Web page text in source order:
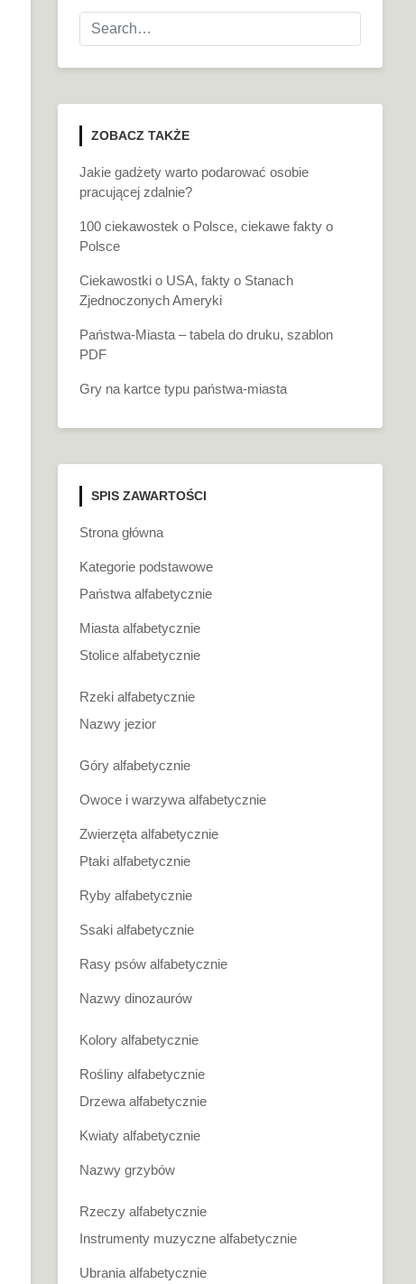
ZOBACZ TAKŻE
Jakie gadżety warto podarować osobie
pracującej zdalnie?
100 ciekawostek o Polsce, ciekawe fakty o
Polsce
Ciekawostki o USA, fakty o Stanach
Zjednoczonych Ameryki
Państwa-Miasta – tabela do druku, szablon
PDF
Gry na kartce typu państwa-miasta
SPIS ZAWARTOŚCI
Strona główna
Kategorie podstawowe
Państwa alfabetycznie
Miasta alfabetycznie
Stolice alfabetycznie
Rzeki alfabetycznie
Nazwy jezior
Góry alfabetycznie
Owoce i warzywa alfabetycznie
Zwierzęta alfabetycznie
Ptaki alfabetycznie
Ryby alfabetycznie
Ssaki alfabetycznie
Rasy psów alfabetycznie
Nazwy dinozaurów
Kolory alfabetycznie
Rośliny alfabetycznie
Drzewa alfabetycznie
Kwiaty alfabetycznie
Nazwy grzybów
Rzeczy alfabetycznie
Instrumenty muzyczne alfabetycznie
Ubrania alfabetycznie